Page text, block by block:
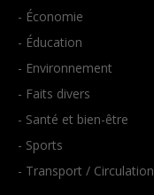
- Économie
- Éducation
- Environnement
- Faits divers
- Santé et bien-être
- Sports
- Transport / Circulation